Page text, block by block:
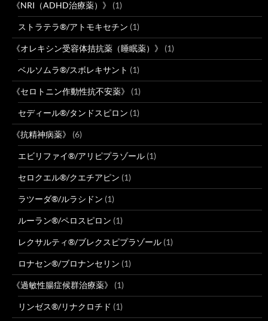
《NRI（ADHD治療薬）》 (1)
ストラテラ®/アトモキセチン (1)
《オレキシン受容体拮抗薬（睡眠薬）》 (1)
ベルソムラ®/スボレキサント (1)
《セロトニン作動性抗不安薬》 (1)
セディール®/タンドスピロン (1)
《抗精神病薬》 (6)
エビリファイ®/アリピプラゾール (1)
セロクエル®/クエチアピン (1)
ラツーダ®/ルラシドン (1)
ルーラン®/ペロスピロン (1)
レクサルティ®/ブレクスピプラゾール (1)
ロナセン®/ブロナンセリン (1)
《過敏性腸症候群治療薬》 (1)
リンゼス®/リナクロチド (1)